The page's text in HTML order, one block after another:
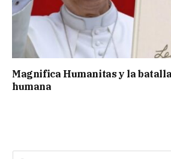
Magnifica Humanitas y la
humana